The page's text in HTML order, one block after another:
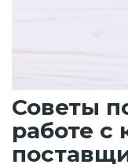
Советы
работе с